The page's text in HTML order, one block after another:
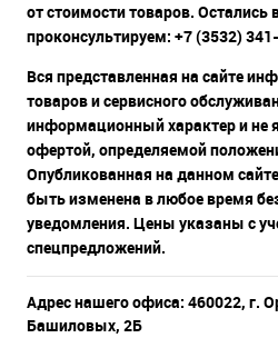
от стоимости товаров.
проконсультируем: +7 (3532)
Вся представленная на сайте
товаров и сервисного
информационный характер и не
офертой, определяемой
Опубликованная на данном
быть изменена в любое время
уведомления. Цены указаны с
спецпредложений.
Адрес нашего офиса: 460022, г.
Башиловых, 2Б